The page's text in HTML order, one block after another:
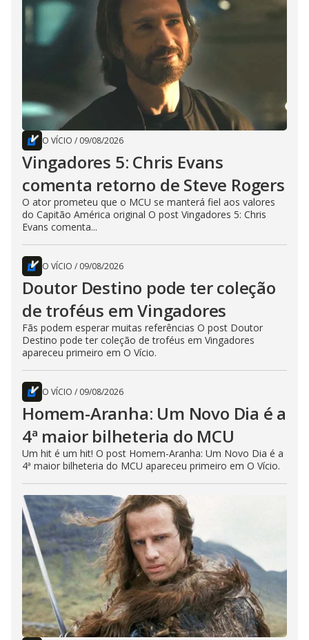
O VÍCIO / 09/08/2026
Vingadores 5: Chris Evans
comenta retorno de Steve Rogers
O ator prometeu que o MCU se manterá fiel aos valores
do Capitão América original O post Vingadores 5: Chris
Evans comenta...
O VÍCIO / 09/08/2026
Doutor Destino pode ter coleção
de troféus em Vingadores
Fãs podem esperar muitas referências O post Doutor
Destino pode ter coleção de troféus em Vingadores
apareceu primeiro em O Vício.
O VÍCIO / 09/08/2026
Homem-Aranha: Um Novo Dia é a
4ª maior bilheteria do MCU
Um hit é um hit! O post Homem-Aranha: Um Novo Dia é a
4ª maior bilheteria do MCU apareceu primeiro em O Vício.